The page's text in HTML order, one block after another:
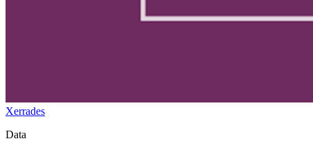
Xerrades
Data